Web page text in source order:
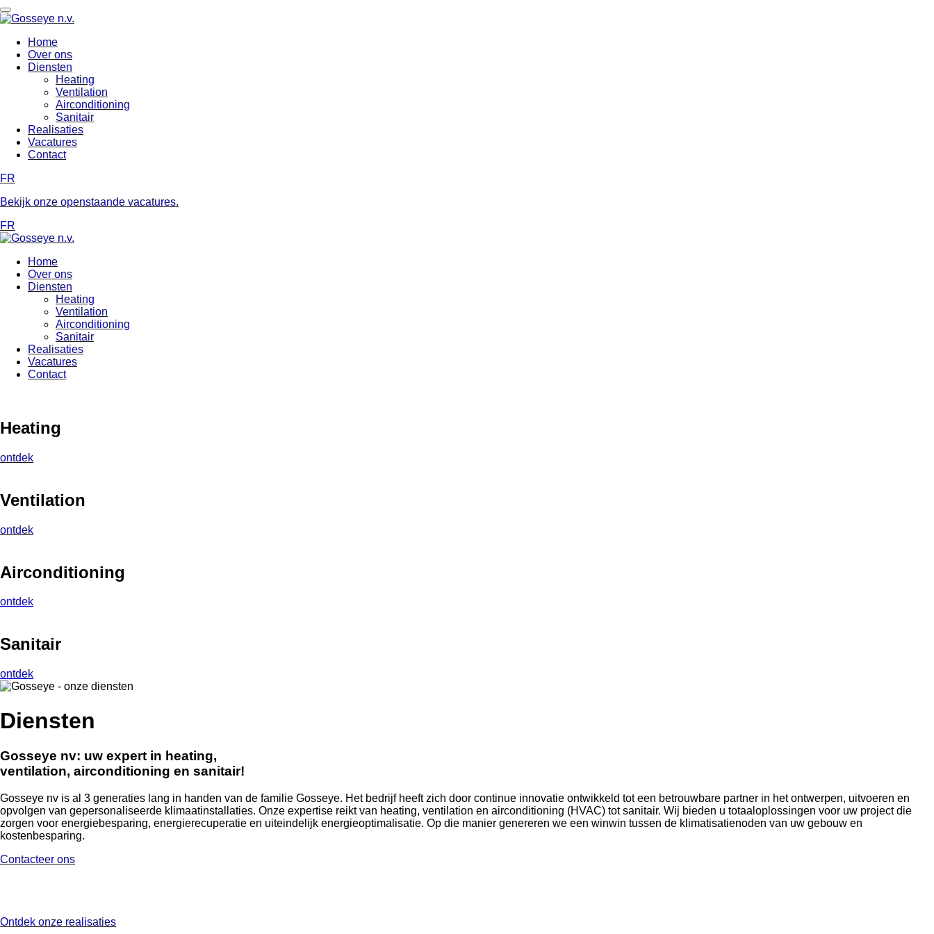
Home
Over ons
Diensten
Heating
Ventilation
Airconditioning
Sanitair
Realisaties
Vacatures
Contact
FR
Bekijk onze openstaande vacatures.
FR
Home
Over ons
Diensten
Heating
Ventilation
Airconditioning
Sanitair
Realisaties
Vacatures
Contact
Heating
ontdek
Ventilation
ontdek
Airconditioning
ontdek
Sanitair
ontdek
Diensten
Gosseye nv: uw expert in heating,
ventilation, airconditioning en sanitair!
Gosseye nv is al 3 generaties lang in handen van de familie Gosseye. Het bedrijf heeft zich door continue innovatie ontwikkeld tot een betrouwbare partner in het ontwerpen, uitvoeren en
opvolgen van gepersonaliseerde klimaatinstallaties. Onze expertise reikt van heating, ventilation en airconditioning (HVAC) tot sanitair. Wij bieden u totaaloplossingen voor uw project die
zorgen voor energiebesparing, energierecuperatie en uiteindelijk energieoptimalisatie. Op die manier genereren we een winwin tussen de klimatisatienoden van uw gebouw en
kostenbesparing.
Contacteer ons
Ontdek onze realisaties